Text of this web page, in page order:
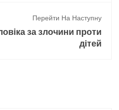
Перейти На Наступну
за злочини проти
дітей